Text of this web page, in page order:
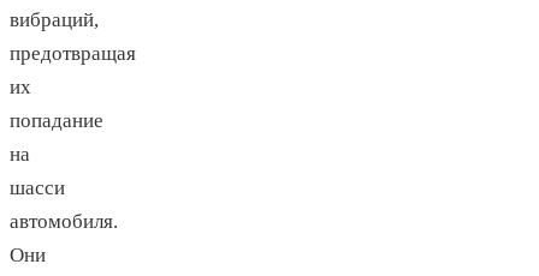
вибраций,
предотвращая
их
попадание
на
шасси
автомобиля.
Они